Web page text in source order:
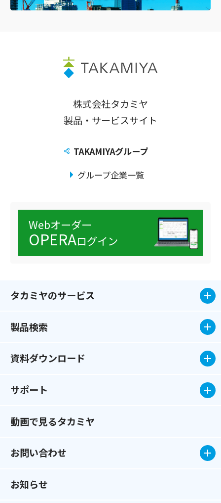
株式会社タカミヤ
製品・サービスサイト
TAKAMIYAグループ
グループ企業一覧
Webオーダー
OPERAログイン
タカミヤのサービス
製品検索
資料ダウンロード
サポート
動画で見るタカミヤ
お問い合わせ
お知らせ